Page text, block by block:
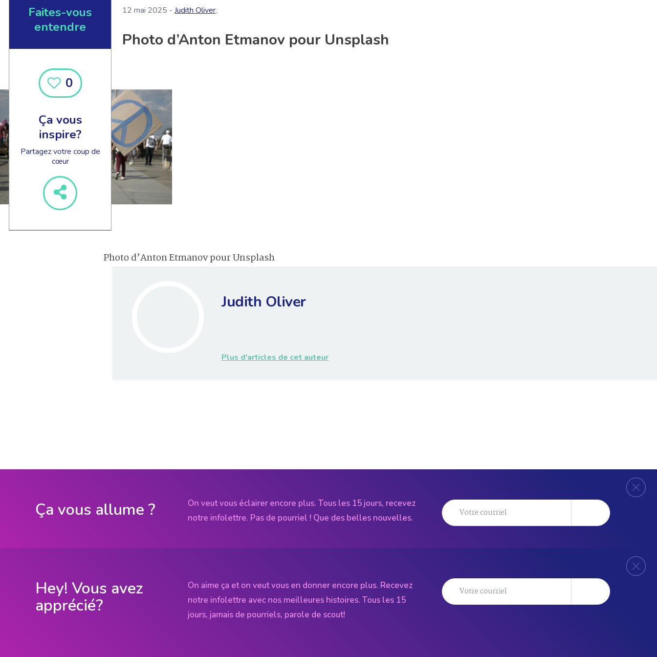
Faites-vous
entendre
0
Ça vous
inspire?
Partagez votre coup de
cœur
12 mai 2025 - Judith Oliver,
Photo d’Anton Etmanov pour Unsplash
Photo d’Anton Etmanov pour Unsplash
Judith Oliver
Plus d'articles de cet auteur
Ça vous allume ?
On veut vous éclairer encore plus. Tous les 15 jours, recevez
notre infolettre. Pas de pourriel ! Que des belles nouvelles.
Hey! Vous avez
apprécié?
On aime ça et on veut vous en donner encore plus. Recevez
notre infolettre avec nos meilleures histoires. Tous les 15
jours, jamais de pourriels, parole de scout!